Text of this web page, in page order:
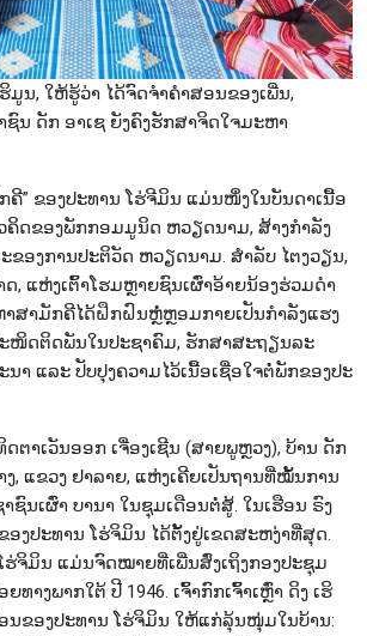
ຮິມູນ, ໃຫ້ຮູ້ວ່າ ໄດ້ຈົດຈຳຄຳສອນຂອງເພີ່ນ,
ນ ດັກ ອາເຊ ຍັງຄົງຮັກສາຈິດໃຈມະຫາ
” ຂອງ​ປ​ະ​ທານ ໂຮ່​ຈີ​ມິ​ນ ແມ່ນ​ໜຶ່ງ​ໃນ​ບັນ​ດາ​ເນື້ອ​
ດ​ຂອງ​ພັກ​ກອມ​ມູ​ນິດ ຫວຽດ​ນາມ, ສ້າງ​ກຳ​ລັງ​
ຂອງ​ການ​ປະ​ຕິ​ວັດ ຫວຽດ​ນາມ. ສຳ​ລັບ ໄຕ​ງວຽນ,
, ແຫ່ງ​ເຕົ້າ​ໂຮມຫຼາຍ​ຊົນ​ເຜົ່າ​ອ້າຍ​ນ້ອງ​ຮ່ວມ​ດ​ຳ​
ສາ​ມັກ​ຄີ​ໄດ້ຝຶກ​ຝົນ​ຫຼໍ່​ຫຼອມ​ກາຍ​ເປັນ​ກຳ​ລັງ​ແຮງ​
ໜິດ​ຕິດ​ພັນ​ໃນ​ປະ​ຊາ​ຄົມ, ຮັກ​ສາ​​ສະ​ຖຽນ​ລະ​
າ ແລະ ປັບ​ປຸງ​ຄວາມ​ໄວ້​ເນື້ອ​ເຊື່ອ​ໃຈຕໍ່​ພັກ​ຂອງ​ປະ​
ດ​ຕາ​ເວັນ​ອອກ​ ເຈື່ອງ​ເຊີນ (ສາຍ​ພູ​ຫຼວງ), ບ້ານ ດັກ​
ງ, ແຂວງ ຢາ​ລາຍ, ແຫ່ງ​ເຄີຍ​ເປັນ​ຖານ​ທີ່​ໝັ້​ນ​ການ​
ຊົນ​ເຜົ່າ ບາ​ນາ ໃນ​ຊຸມ​ເດືອນ​ຕໍ່​ສູ້. ໃນ​ເຮືອນ ຣົງ
ອງ​ປະ​ທານ ໂຮ່​ຈິ​ມິນ ໄດ້​ຕັ້ງ​ຢູ່​ເຂດສະ​ຫງ່າ​ທີ່​ສຸດ.
ຮ່​ຈິ​ມິນ ແມ່ນ​ຈົດ​ໝາຍທີ່ເພີ່ນ​ສົ່ງເຖິງ​ກອງ​ປະ​ຊຸ​ມ​
າງ​ພາກ​ໃຕ້ ​ປີ 1946. ເຈົ້າກົກເຈົ້າ​ເຫຼົ່າ ດິງ ເຮິ​
ນ​ຂອງ​ປະ​ທານ ໂຮ່​ຈິ​ມິນ ໃຫ້​ແກ່​ລຸ້ນ​ໜຸ່ມ​ໃນ​ບ້ານ: